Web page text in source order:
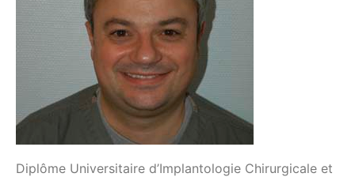
Diplôme Universitaire d’Implantologie Chirurgicale et